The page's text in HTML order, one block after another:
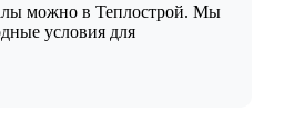
можно в Теплострой. Мы
условия для